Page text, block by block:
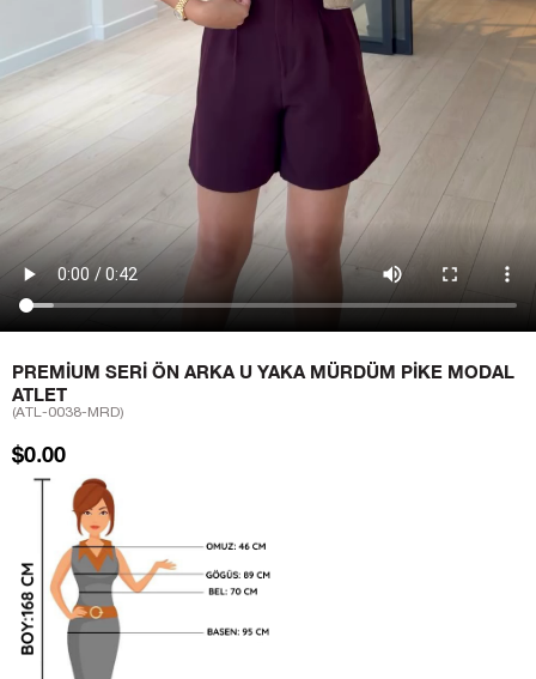
PREMIUM SERI ÖN ARKA U YAKA MÜRDÜM PIKE MODAL
ATLET
(ATL-0038-MRD)
$0.00